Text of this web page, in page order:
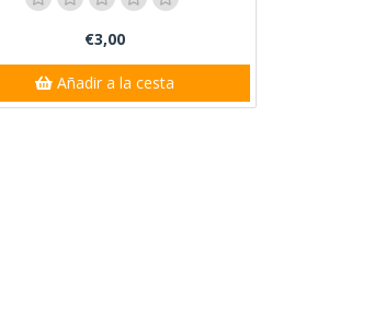
€3,00
Añadir a la cesta